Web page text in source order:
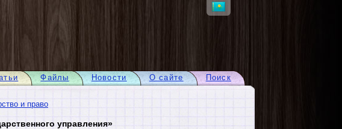
Поиск
О сайте
Новости
Файлы
и право
управления»